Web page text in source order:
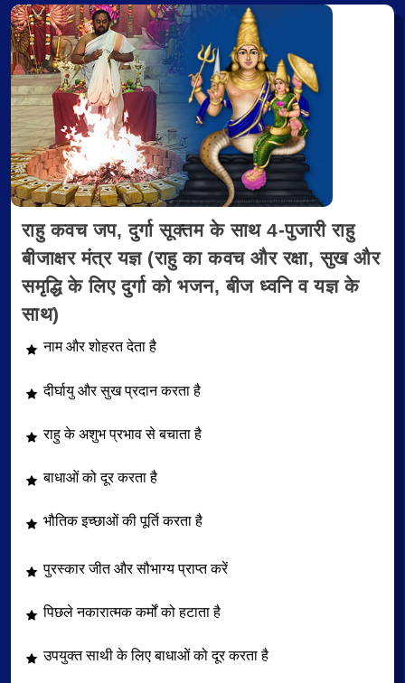
राहु कवच जप, दुर्गा सूक्तम के साथ 4-पुजारी राहु
बीजाक्षर मंत्र यज्ञ (राहु का कवच और रक्षा, सुख और
समृद्धि के लिए दुर्गा को भजन, बीज ध्वनि व यज्ञ के
साथ)
नाम और शोहरत देता है
दीर्घायु और सुख प्रदान करता है
राहु के अशुभ प्रभाव से बचाता है
बाधाओं को दूर करता है
भौतिक इच्छाओं की पूर्ति करता है
पुरस्कार जीत और सौभाग्य प्राप्त करें
पिछले नकारात्मक कर्मों को हटाता है
उपयुक्त साथी के लिए बाधाओं को दूर करता है